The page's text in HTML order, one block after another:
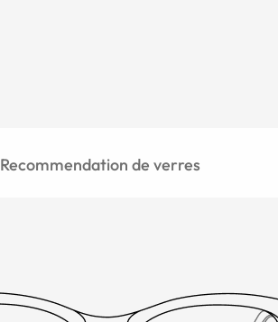
Recommendation de verres